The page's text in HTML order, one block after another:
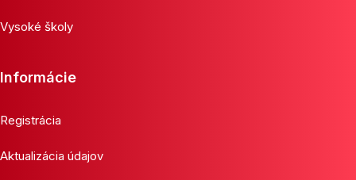
Vysoké školy
Informácie
Registrácia
Aktualizácia údajov